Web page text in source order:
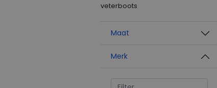
veterboots
Maat
Merk